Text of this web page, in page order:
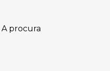
procura